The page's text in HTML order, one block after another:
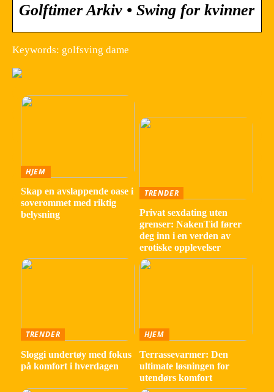
Golftimer Arkiv • Swing for kvinner
Keywords: golfsving dame
HJEM
Skap en avslappende oase i
soverommet med riktig
belysning
TRENDER
Privat sexdating uten
grenser: NakenTid fører
deg inn i en verden av
erotiske opplevelser
TRENDER
Sloggi undertøy med fokus
på komfort i hverdagen
HJEM
Terrassevarmer: Den
ultimate løsningen for
utendørs komfort